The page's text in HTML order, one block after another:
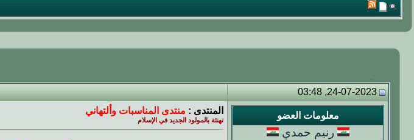
24-07-2023, 03:48
معلومات العضو
رنيم حمدي
المنتدى : منتدى المناسبات وألتهاني
تهنئة بالمولود الجديد في الإسلام